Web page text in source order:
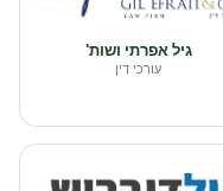
גיל אפרתי ושות'
עורכי דין